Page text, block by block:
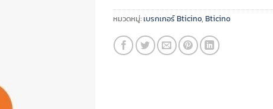
was:
฿200.00.
is:
หมวดหมู่:เบรกเกอร์ Bticino, Bticino